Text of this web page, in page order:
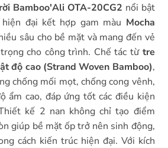
Bamboo'Ali OTA-20CG2 nổi bật
đại kết hợp gam màu Mocha
sâu cho bề mặt và mang đến vẻ
cho công trình. Chế tác từ tre
độ cao (Strand Woven Bamboo),
chống mối mọt, chống cong vênh,
ẩm cao, đáp ứng tốt các điều kiện
kế 2 nan không chỉ tạo điểm
giúp bề mặt ốp trở nên sinh động,
cách kiến trúc hiện đại. Với kích